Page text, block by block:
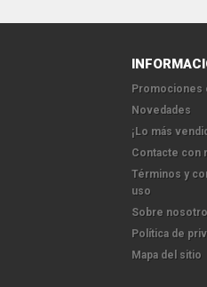
Promociones
Novedades
¡Lo más
Contacte con
Términos y
uso
Sobre
Política de
Mapa del sitio